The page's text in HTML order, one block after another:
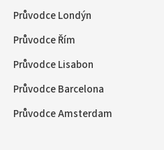
Průvodce Londýn
Průvodce Řím
Průvodce Lisabon
Průvodce Barcelona
Průvodce Amsterdam